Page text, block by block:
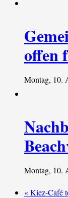
offen
Montag, 10.
Montag, 10.
«Kiez-Café